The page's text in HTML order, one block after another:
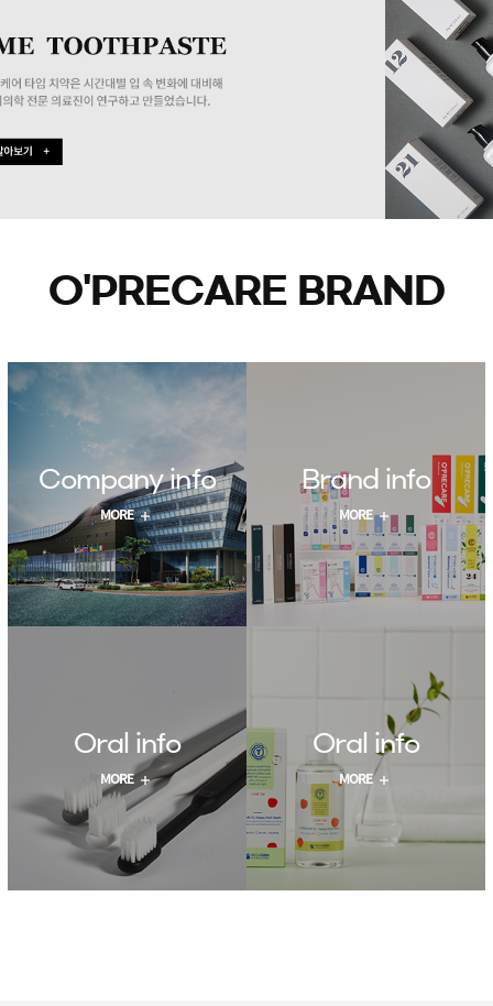
O'PRECARE BRAND
Company info
MegaGen
Total Healthcare
Innovator
MORE
Brand info
O'(always) +
Preventive + Oral care
MORE
Oral info
구강관리, 왜 중요할까?
MORE
Oral info
혼자서도 할 수 있는
치아 홈 케어
MORE